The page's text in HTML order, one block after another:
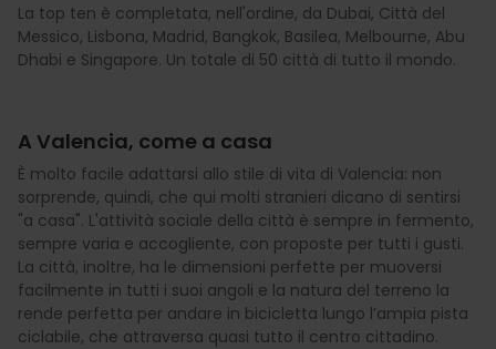
La top ten è completata, nell'ordine, da Dubai, Città del
Messico, Lisbona, Madrid, Bangkok, Basilea, Melbourne, Abu
Dhabi e Singapore. Un totale di 50 città di tutto il mondo.
A Valencia, come a casa
È molto facile adattarsi allo stile di vita di Valencia: non
sorprende, quindi, che qui molti stranieri dicano di sentirsi
"a casa". L'attività sociale della città è sempre in fermento,
sempre varia e accogliente, con proposte per tutti i gusti.
La città, inoltre, ha le dimensioni perfette per muoversi
facilmente in tutti i suoi angoli e la natura del terreno la
rende perfetta per andare in bicicletta lungo l’ampia pista
ciclabile, che attraversa quasi tutto il centro cittadino.